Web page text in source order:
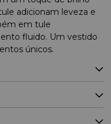
adicionam leveza e
em tule
fluido. Um vestido
únicos.